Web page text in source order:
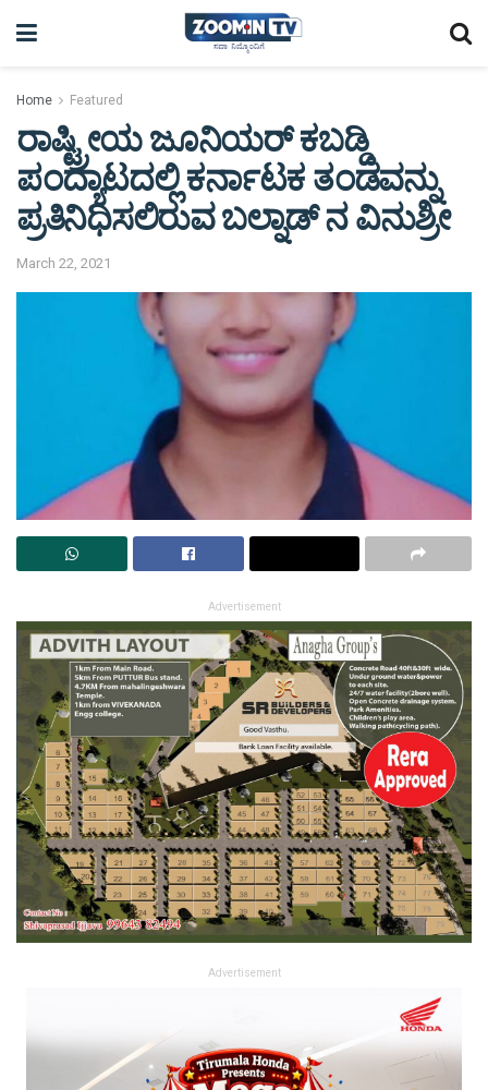
Home Featured
ರಾಷ್ಟ್ರೀಯ ಜೂನಿಯರ್ ಕಬಡ್ಡಿ
ಪಂದ್ಯಾಟದಲ್ಲಿ ಕರ್ನಾಟಕ ತಂಡವನ್ನು
ಪ್ರತಿನಿಧಿಸಲಿರುವ ಬಲ್ನಾಡ್ ನ ವಿನುಶ್ರೀ
March 22, 2021
Advertisement
Advertisement